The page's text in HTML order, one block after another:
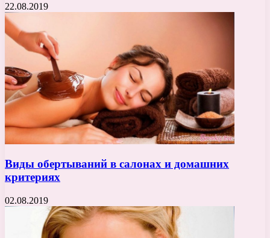
22.08.2019
Виды обертываний в салонах и домашних
критериях
02.08.2019